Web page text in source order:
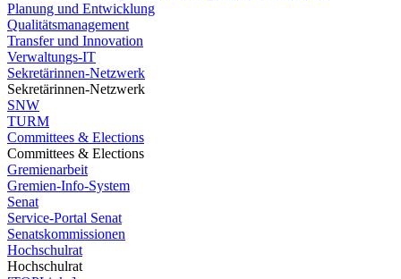
Planung und Entwicklung
Qualitätsmanagement
Transfer und Innovation
Verwaltungs-IT
Sekretärinnen-Netzwerk
Sekretärinnen-Netzwerk
SNW
TURM
Committees & Elections
Committees & Elections
Gremienarbeit
Gremien-Info-System
Senat
Service-Portal Senat
Senatskommissionen
Hochschulrat
Hochschulrat